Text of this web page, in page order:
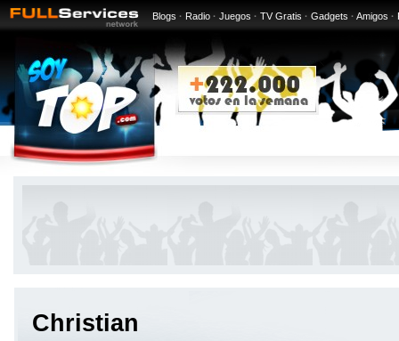
Blogs · Radio · Juegos · TV Gratis · Gadgets · Amigos ·
Christian